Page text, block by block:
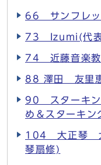
66 サンフレ
73 Izumi(代
74 近藤音楽
88 澤田 友里
90 スターキン
め＆スターキン
104 大正琴
琴扇修)